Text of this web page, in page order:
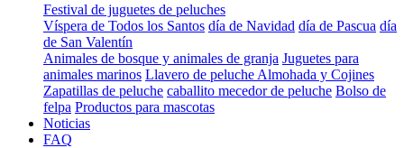
Festival de juguetes de peluches
Víspera de Todos los Santos día de Navidad día de Pascua día
de San Valentín
Animales de bosque y animales de granja Juguetes para
animales marinos Llavero de peluche Almohada y Cojines
Zapatillas de peluche caballito mecedor de peluche Bolso de
felpa Productos para mascotas
Noticias
FAQ